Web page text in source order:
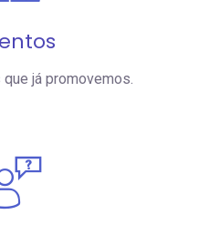
já promovemos.